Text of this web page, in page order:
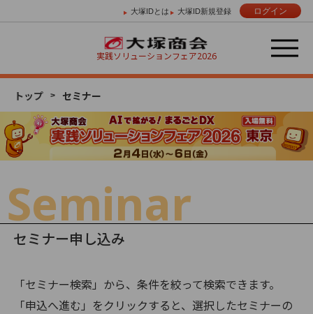
大塚IDとは 大塚ID新規登録 ログイン
実践ソリューションフェア2026
トップ セミナー
Seminar
セミナー申し込み
「セミナー検索」から、条件を絞って検索できます。
「申込へ進む」をクリックすると、選択したセミナーの
Day 01
2/4 （水） 2/5 （木） 2/6 （金）